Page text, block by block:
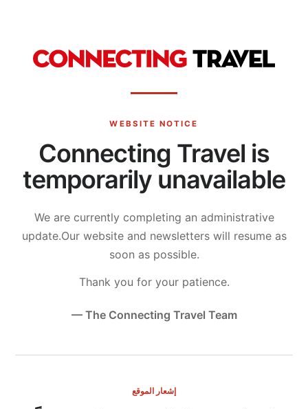
WEBSITE NOTICE
Connecting Travel is
temporarily unavailable
We are currently completing an administrative
update.Our website and newsletters will resume as
soon as possible.
Thank you for your patience.
— The Connecting Travel Team
إشعار الموقع